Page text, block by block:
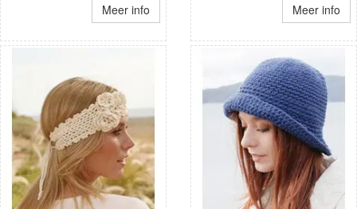
Meer info Meer info